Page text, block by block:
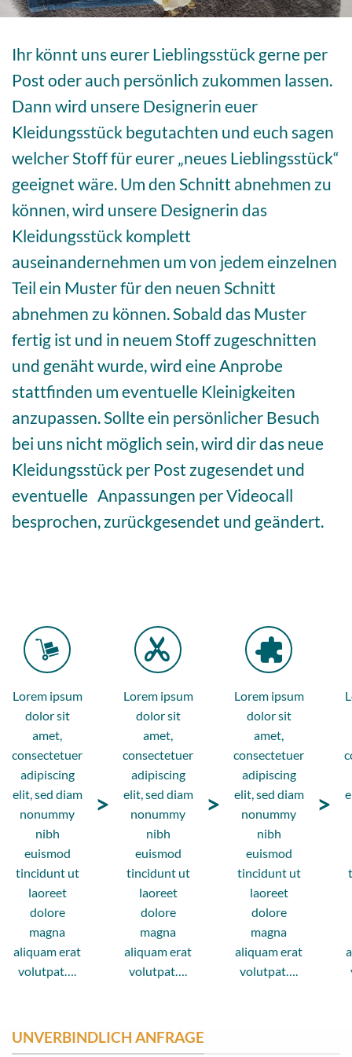
Ihr könnt uns eurer Lieblingsstück gerne per
Post oder auch persönlich zukommen lassen.
Dann wird unsere Designerin euer
Kleidungsstück begutachten und euch sagen
welcher Stoff für eurer „neues Lieblingsstück“
geeignet wäre. Um den Schnitt abnehmen zu
können, wird unsere Designerin das
Kleidungsstück komplett
auseinandernehmen um von jedem einzelnen
Teil ein Muster für den neuen Schnitt
abnehmen zu können. Sobald das Muster
fertig ist und in neuem Stoff zugeschnitten
und genäht wurde, wird eine Anprobe
stattfinden um eventuelle Kleinigkeiten
anzupassen. Sollte ein persönlicher Besuch
bei uns nicht möglich sein, wird dir das neue
Kleidungsstück per Post zugesendet und
eventuelle Anpassungen per Videocall
besprochen, zurückgesendet und geändert.
Lorem ipsum
dolor sit
amet,
consectetuer
adipiscing
elit, sed diam
nonummy
nibh
euismod
tincidunt ut
laoreet
dolore
magna
aliquam erat
volutpat….
>
Lorem ipsum
dolor sit
amet,
consectetuer
adipiscing
elit, sed diam
nonummy
nibh
euismod
tincidunt ut
laoreet
dolore
magna
aliquam erat
volutpat….
>
Lorem ipsum
dolor sit
amet,
consectetuer
adipiscing
elit, sed diam
nonummy
nibh
euismod
tincidunt ut
laoreet
dolore
magna
aliquam erat
volutpat….
>
UNVERBINDLICH ANFRAGE